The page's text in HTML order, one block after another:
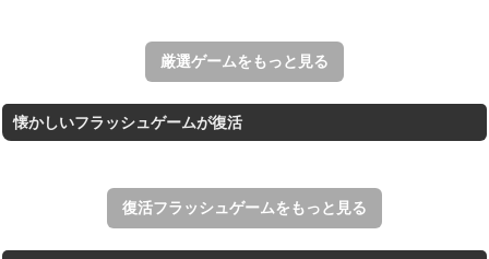
すべての矢印を画面外へ導くパズルゲーム。
厳選ゲームをもっと見る
懐かしいフラッシュゲームが復活
復活フラッシュゲームをもっと見る